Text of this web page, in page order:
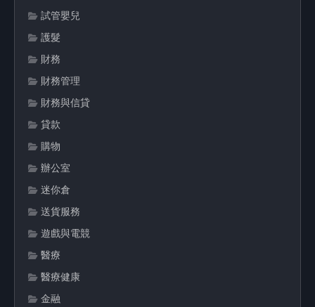
試管嬰兒
護髮
財務
財務管理
財務與信貸
貸款
購物
辦公室
迷你倉
送貨服務
遊戲與電競
醫療
醫療健康
金融